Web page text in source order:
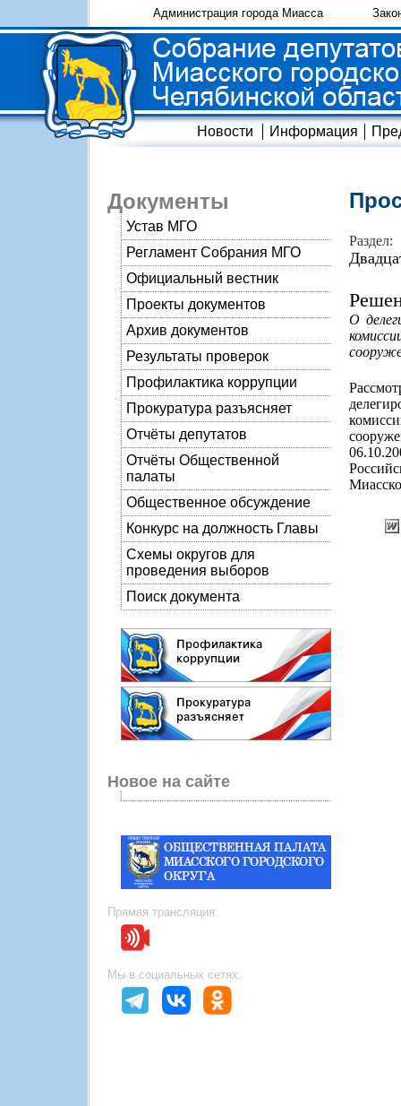
Администрация города Миасса
Новости Информация
Документы
Устав МГО
Регламент Собрания МГО
Официальный вестник
Проекты документов
Архив документов
Результаты проверок
Профилактика коррупции
Прокуратура разъясняет
Отчёты депутатов
Отчёты Общественной
палаты
Общественное обсуждение
Конкурс на должность Главы
Схемы округов для
проведения выборов
Поиск документа
Новое на сайте
Прямая трансляция:
Мы в социальных сетях:
Раздел:
О